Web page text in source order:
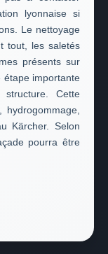
lyonnaise si
Le nettoyage
tout, les saletés
présents sur
étape importante
Cette
Kärcher. Selon
pourra être